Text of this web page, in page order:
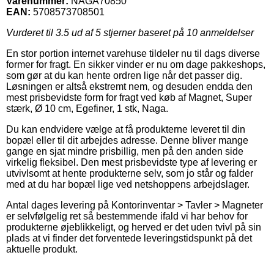
EAN: 5708573708501
Vurderet til 3.5 ud af 5 stjerner baseret på 10 anmeldelser
En stor portion internet varehuse tildeler nu til dags diverse
former for fragt. En sikker vinder er nu om dage pakkeshops,
som gør at du kan hente ordren lige når det passer dig.
Løsningen er altså ekstremt nem, og desuden endda den
mest prisbevidste form for fragt ved køb af Magnet, Super
stærk, Ø 10 cm, Egefiner, 1 stk, Naga.
Du kan endvidere vælge at få produkterne leveret til din
bopæl eller til dit arbejdes adresse. Denne bliver mange
gange en sjat mindre prisbillig, men på den anden side
virkelig fleksibel. Den mest prisbevidste type af levering er
utvivlsomt at hente produkterne selv, som jo står og falder
med at du har bopæl lige ved netshoppens arbejdslager.
Antal dages levering på Kontorinventar > Tavler > Magneter
er selvfølgelig ret så bestemmende ifald vi har behov for
produkterne øjeblikkeligt, og herved er det uden tvivl på sin
plads at vi finder det forventede leveringstidspunkt på det
aktuelle produkt.